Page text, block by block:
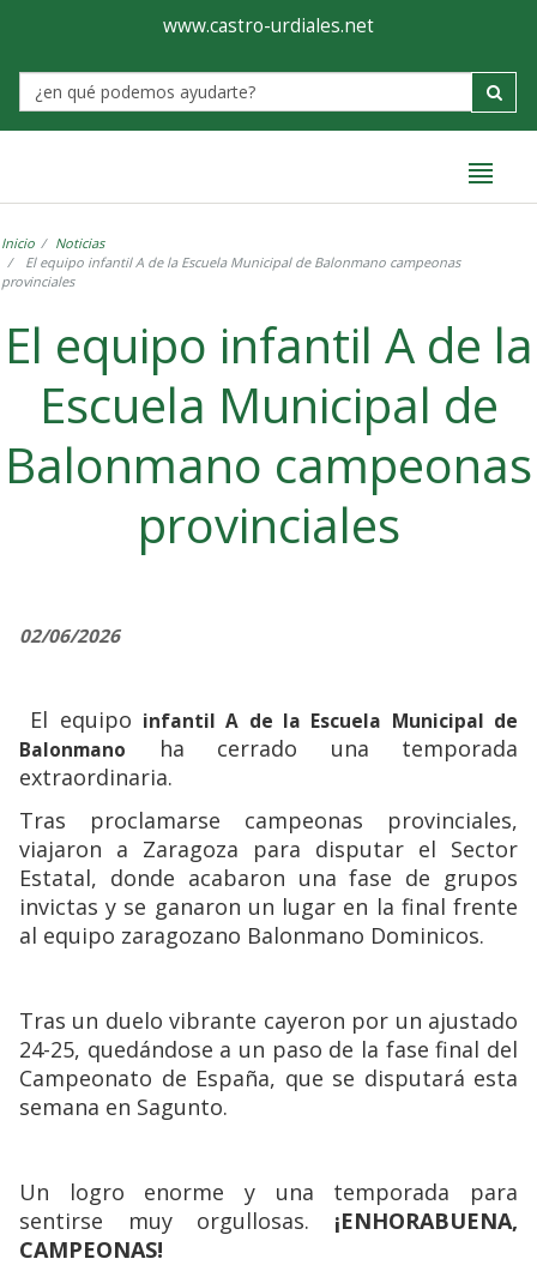
Ayuntamiento
de
Castro-
www.castro-urdiales.net
Label
Inicio
Noticias
El equipo infantil A de la Escuela Municipal de Balonmano campeonas
provinciales
El equipo infantil A de la
Escuela Municipal de
Balonmano campeonas
provinciales
02/06/2026
El equipo infantil A de la Escuela Municipal de
Balonmano
ha cerrado una temporada
extraordinaria.
Tras proclamarse campeonas provinciales,
viajaron a Zaragoza para disputar el Sector
Estatal, donde acabaron una fase de grupos
invictas y se ganaron un lugar en la final frente
al equipo zaragozano Balonmano Dominicos.
Tras un duelo vibrante cayeron por un ajustado
24-25, quedándose a un paso de la fase final del
Campeonato de España, que se disputará esta
semana en Sagunto.
Un logro enorme y una temporada para
sentirse muy orgullosas. ¡ENHORABUENA,
CAMPEONAS!